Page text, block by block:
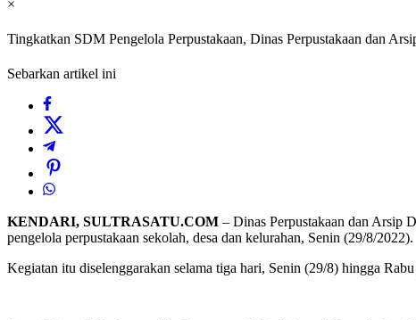
×
Tingkatkan SDM Pengelola Perpustakaan, Dinas Perpustakaan dan
Sebarkan artikel ini
KENDARI, SULTRASATU.COM – Dinas Perpustakaan dan Arsip
pengelola perpustakaan sekolah, desa dan kelurahan, Senin (29/8/2022).
Kegiatan itu diselenggarakan selama tiga hari, Senin (29/8) hingga